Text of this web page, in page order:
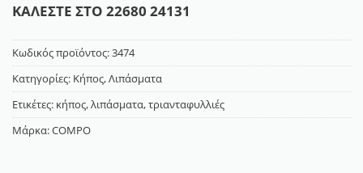
ΚΑΛΕΣΤΕ ΣΤΟ 22680 24131
Κωδικός προϊόντος:3474
Κατηγορίες: Κήπος,Λιπάσματα
Ετικέτες: κήπος,λιπάσματα,τριανταφυλλιές
Μάρκα:COMPO